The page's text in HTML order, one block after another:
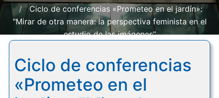
Ciclo de conferencias «Prometeo en el jardín»:
"Mirar de otra manera: la perspectiva feminista en el
estudio de las imágenes"
Ciclo de conferencias
«Prometeo en el